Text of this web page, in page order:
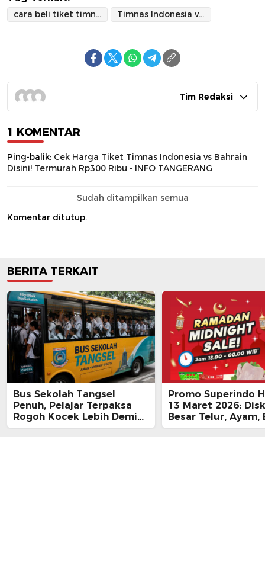
cara beli tiket timnas indonesia Timnas Indonesia vs Bahrain
Tim Redaksi
1 KOMENTAR
Ping-balik: Cek Harga Tiket Timnas Indonesia vs Bahrain
Disini! Termurah Rp300 Ribu - INFO TANGERANG
Sudah ditampilkan semua
Komentar ditutup.
BERITA TERKAIT
Bus Sekolah Tangsel
Penuh, Pelajar Terpaksa
Rogoh Kocek Lebih Demi
Tiba Tepat Waktu
Promo Superindo
13 Maret 2026:
Besar Telur, Ayam,
hingga Daging,